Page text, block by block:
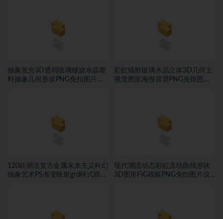
抽象发光3D透明玻璃螺旋水晶塑
料抽象几何形状PNG免扣图片设
彩虹镭射玻璃水晶立体3D几何主
视觉图形海报背景PNG免抠图片
120款潮流复古金属未来主义科幻
抽象艺术PS渐变映射grd样式模板
现代潮流动态彩虹流动曲线形状
3D图形FIG模板PNG免扣图片设